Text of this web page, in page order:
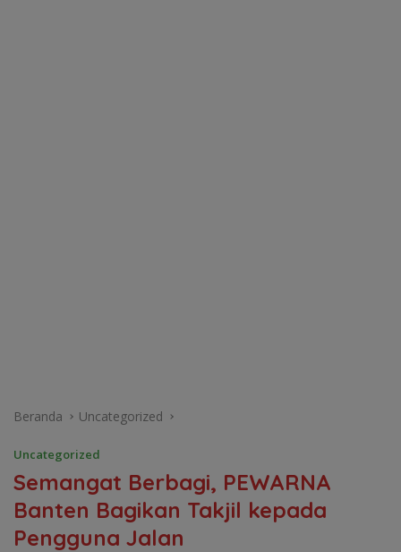
Beranda Uncategorized
Uncategorized
Semangat Berbagi, PEWARNA
Banten Bagikan Takjil kepada
Pengguna Jalan